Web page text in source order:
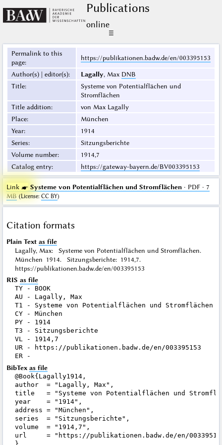
Publications
online
☰
Permalink to this
page:
https://publikationen.badw.de/en/003395153
Author(s) | editor(s): Lagally, Max DNB
Title:
Systeme von Potentialflächen und
Stromflächen
Title addition:
von Max Lagally
Place:
München
Year:
1914
Series:
Sitzungsberichte
Volume number:
1914,7
Catalog entry: https://gateway-bayern.de/BV003395153
Link ☛ Systeme von Potentialflächen und Stromflächen· PDF · 7
MB (License: CC BY)
Citation formats
Plain Text as file
Lagally, Max: Systeme von Potentialflächen und Stromflächen.
München 1914. Sitzungsberichte: 1914,7.
https://publikationen.badw.de/en/003395153
RIS as file
TY - BOOK
AU - Lagally, Max
T1 - Systeme von Potentialflächen und Stromflächen
CY - München
PY - 1914
T3 - Sitzungsberichte
VL - 1914,7
UR - https://publikationen.badw.de/en/003395153
BibTex as file
@Book{Lagally1914,
author  = "Lagally, Max",
title   = "Systeme von Potentialflächen und
year    = "1914",
address = "München",
series  = "Sitzungsberichte",
volume  = "1914,7",
url     = "https://publikationen.badw.de/en/